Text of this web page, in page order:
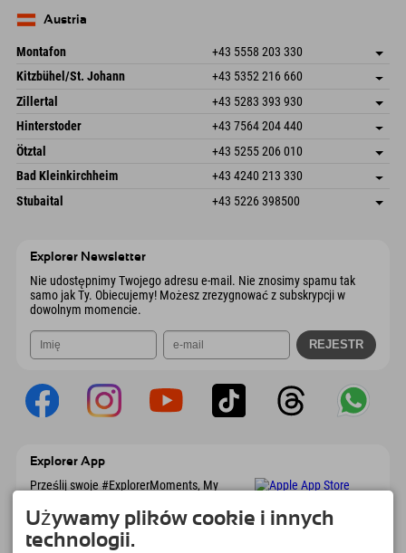
NiemcyAustria
Montafon +43 5558 203 330
Dorfstr. 127b
6793 Gaschurn/Montafon
Austria
Zapisz adres
Książka
Kitzbühel/St. Johann +43 5352 216 660
Speckbacherstraße 87
6380 St. Johann in Tirol
Austria
Zapisz adres
Informacje o przyjeździe
Książka
Zillertal +43 5283 393 930
Schmiedau 2
Austria
Zapisz adres
Książka
Hinterstoder +43 7564 204 440
Freizeitpark 10
4573 Hinterstoder
Austria
Zapisz adres
Informacje o przyjeździe
Książka
Ötztal +43 5255 206 010
Gscheat 14
Austria
Zapisz adres
Książka
Bad Kleinkirchheim +43 4240 213 330
Dorfstraße 24
9546 Bad Kleinkirchheim
Zapisz adres
Informacje o przyjeździe
Stubaital +43 5226 398500
Explorer Newsletter
Nie udostępnimy Twojego adresu e-mail. Nie znosimy spamu tak
samo jak Ty. Obiecujemy! Możesz zrezygnować z subskrypcji w
dowolnym momencie.
Explorer App
Prześlij swoje #ExplorerMoments, My
marzeń, przeglądem restauracji i wieloma
innymi. Pobierz teraz!
Używamy plików cookie i innych
technologii.